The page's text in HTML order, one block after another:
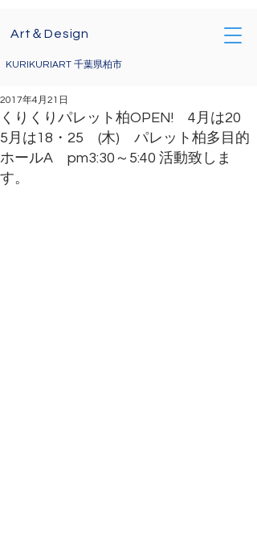
Art＆Design
KURIKURIART 千葉県柏市
くりくりパレット柏OPEN! 4月は20
5月は18・25 (木) パレット柏多目的
ホールA pm3:30～5:40 活動致しま
す。
2017年4月21日